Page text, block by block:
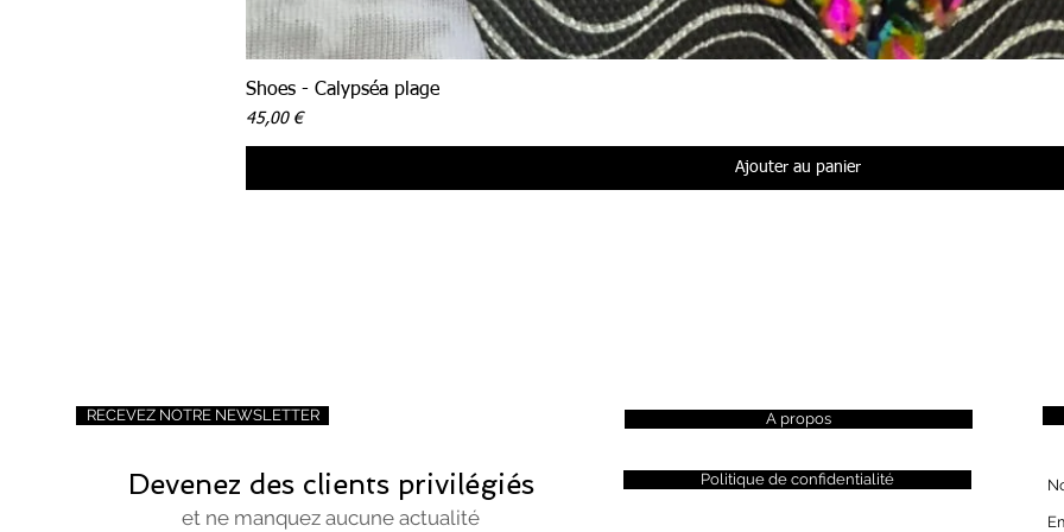
Shoes - Calypséa plage
Prix
45,00 €
Ajouter au panier
RECEVEZ NOTRE NEWSLETTER
Devenez des clients privilégiés
et ne manquez aucune actualité
A propos
Politique de confidentialité